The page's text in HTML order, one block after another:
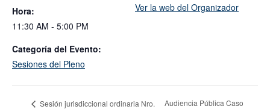
Hora:
11:30 AM - 5:00 PM
Categoría del Evento:
Sesiones del Pleno
Ver la web del Organizador
Sesión jurisdiccional ordinaria Nro.
Audiencia Pública Caso